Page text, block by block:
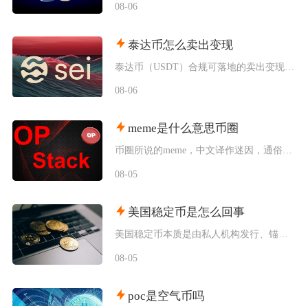
08-06
泰达币怎么卖出变现
08-06
meme是什么意思币圈
币圈所说的meme，中文译作迷因，通俗来讲就是依托网络流行梗、表情包、亚文化符号诞生的加密
08-05
美国稳定币是怎么回事
08-05
poc是空气币吗